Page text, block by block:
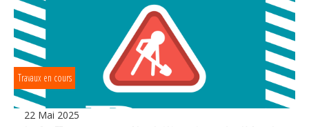
Travaux en cours
22 Mai 2025